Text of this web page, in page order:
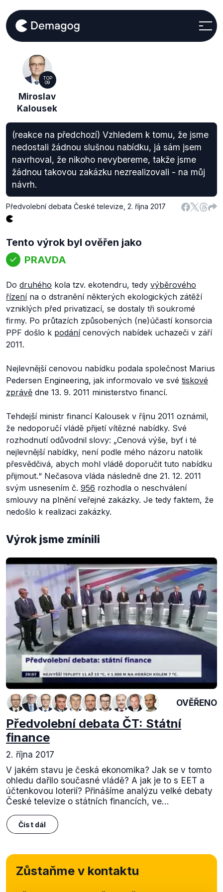
TOP
09
Miroslav
Kalousek
(reakce na předchozí) Vzhledem k tomu, že jsme
nedostali žádnou slušnou nabídku, já sám jsem
navrhoval, že nikoho nevybereme, takže jsme
žádnou takovou zakázku nezrealizovali - na můj
návrh.
Předvolební debata České televize 2. října 2017
Tento výrok byl ověřen jako
PRAVDA
Do druhého kola tzv. ekotendru, tedy výběrového
řízenína o dstranění některých ekologických zátěží
vzniklých před privatizací, se dostaly tři soukromé
firmy. Po průtazích způsobených (ne)účastí konsorcia
PPF došlo k podánícenových nabídek uchazeči v září
2011.
Nejlevnější cenovou nabídku podala společnost Marius
Pedersen Engineering, jak informovalo ve své tiskové
zprávě dne 13. 9. 2011 ministerstvo financí.
Tehdejší ministr financí Kalousek v říjnu 2011 oznámil,
že nedoporučí vládě přijetí vítězné nabídky. Své
rozhodnutí odůvodnil slovy: „Cenová výše, byť i té
nejlevnější nabídky, není podle mého názoru natolik
přesvědčivá, abych mohl vládě doporučit tuto nabídku
přijmout.“ Nečasova vláda následně dne 21. 12. 2011
svým usnesením č. 956 rozhodla o neschválení
smlouvy na plnění veřejné zakázky. Je tedy faktem, že
nedošlo k realizaci zakázky.
Výrok jsme zmínili
OVĚŘENO
Předvolební debata ČT: Státní
finance
2. října 2017
V jakém stavu je česká ekonomika? Jak se v tomto
ohledu dařilo současné vládě? A jak je to s EET a
účtenkovou loterií? Přinášíme analýzu velké debaty
České televize o státních financích, ve...
Číst dál
Zůstaňme v kontaktu